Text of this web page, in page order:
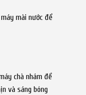
mài nước để
chà nhám để
và sáng bóng